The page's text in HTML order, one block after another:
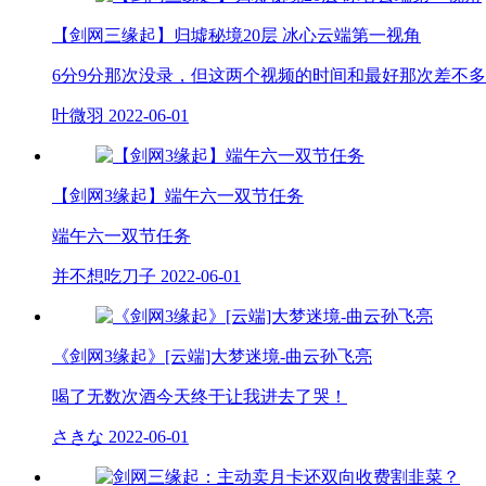
【剑网三缘起】归墟秘境20层 冰心云端第一视角
6分9分那次没录，但这两个视频的时间和最好那次差不多
叶微羽 2022-06-01
【剑网3缘起】端午六一双节任务
端午六一双节任务
并不想吃刀子 2022-06-01
《剑网3缘起》[云端]大梦迷境-曲云孙飞亮
喝了无数次酒今天终于让我进去了哭！
さきな 2022-06-01